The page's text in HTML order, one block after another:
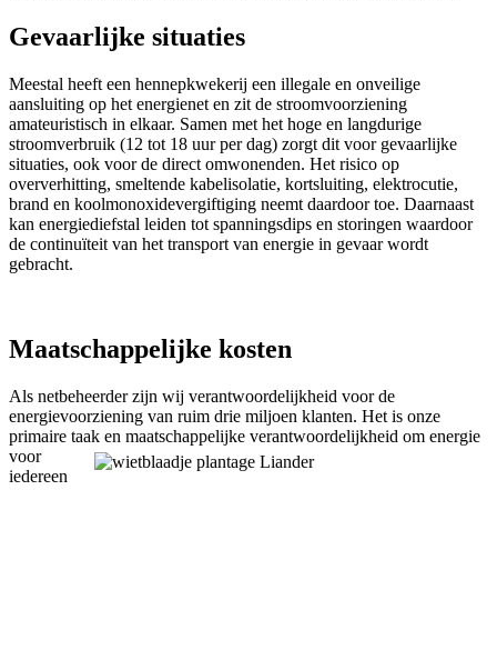
Gevaarlijke situaties
Meestal heeft een hennepkwekerij een illegale en onveilige
aansluiting op het energienet en zit de stroomvoorziening
amateuristisch in elkaar. Samen met het hoge en langdurige
stroomverbruik (12 tot 18 uur per dag) zorgt dit voor gevaarlijke
situaties, ook voor de direct omwonenden. Het risico op
oververhitting, smeltende kabelisolatie, kortsluiting, elektrocutie,
brand en koolmonoxidevergiftiging neemt daardoor toe. Daarnaast
kan energiediefstal leiden tot spanningsdips en storingen waardoor
de continuïteit van het transport van energie in gevaar wordt
gebracht.
Maatschappelijke kosten
Als netbeheerder zijn wij verantwoordelijkheid voor de
energievoorziening van ruim drie miljoen klanten. Het is onze
primaire taak en maatschappelijke verantwoordelijkheid om energie
voor
iedereen